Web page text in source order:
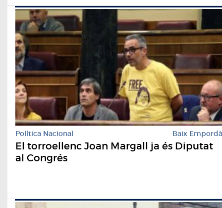
Política Nacional Baix Empordà
El torroellenc Joan Margall ja és Diputat
al Congrés